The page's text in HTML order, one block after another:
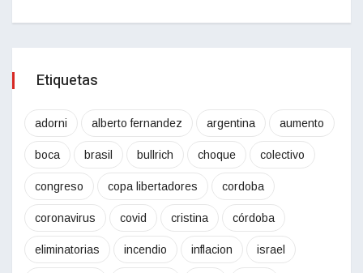
Etiquetas
adorni alberto fernandez argentina aumento
boca brasil bullrich choque colectivo
congreso copa libertadores cordoba
coronavirus covid cristina córdoba
eliminatorias incendio inflacion israel